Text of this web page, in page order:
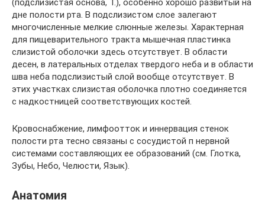
дне полости рта. В подслизистом слое залегают
многочисленные мелкие слюнные железы. Характерная
для пищеварительного тракта мышечная пластинка
слизистой оболочки здесь отсутствует. В области
десен, в латеральных отделах твердого неба и в области
шва неба подслизистый слой вообще отсутствует. В
этих участках слизистая оболочка плотно соединяется
с надкостницей соответствующих костей.
Кровоснабжение, лимфоотток и иннервация стенок
полости рта тесно связаны с сосудистой п нервной
системами составляющих ее образований (см. Глотка,
Зубы, Небо, Челюсти, Язык).
Анатомия